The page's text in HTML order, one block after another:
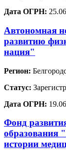
Дата ОГРН:
Автономная
развитию
нация"
Регион:
Статус:
Дата ОГРН:
Фонд
образования
истории